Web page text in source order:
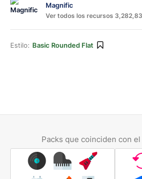
Magnific
Ver todos los recursos
Estilo: Basic Rounded Flat
Packs que coinciden con